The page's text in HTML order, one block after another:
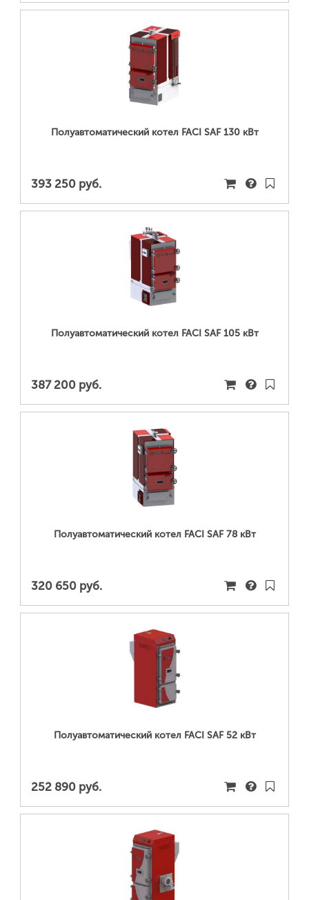
ПОДРОБНЕЕ...
Полуавтоматический котел FACI SAF 130 кВт
393 250 руб.
ПОДРОБНЕЕ...
Полуавтоматический котел FACI SAF 105 кВт
387 200 руб.
ПОДРОБНЕЕ...
Полуавтоматический котел FACI SAF 78 кВт
320 650 руб.
ПОДРОБНЕЕ...
Полуавтоматический котел FACI SAF 52 кВт
252 890 руб.
ПОДРОБНЕЕ...